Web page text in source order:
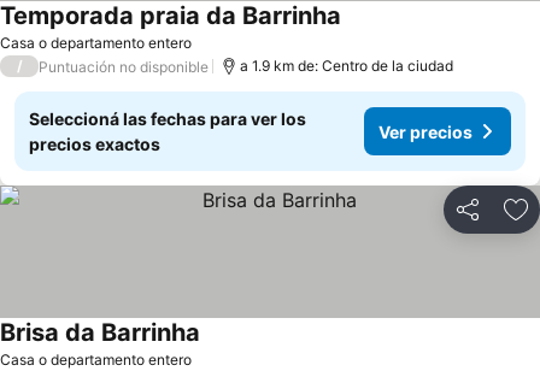
Casa o departamento entero
Temporada praia da Barrinha
/ Puntuación no disponible a 1.9 km de: Centro de la ciudad
Seleccioná las fechas para ver los
precios exactos
Ver precios
Compartir
Casa o departamento entero
Brisa da Barrinha